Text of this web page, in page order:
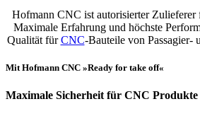
Hofmann CNC ist autorisierter
Maximale Erfahrung und höchste
Qualität fürCNC-Bauteile von Passagier-
Mit Hofmann CNC »Ready for take off«
Maximale Sicherheit für CNC